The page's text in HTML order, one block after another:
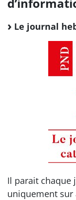
Le journal
Il parait chaque
uniquement sur